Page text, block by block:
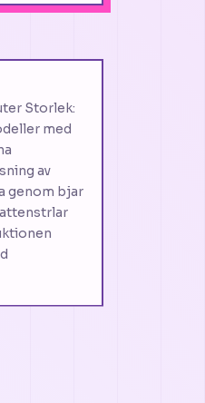
Storlek:
med
av
genom bjar